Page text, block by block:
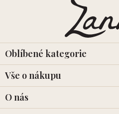
t
Oblíbené kategorie
Vše o nákupu
O nás